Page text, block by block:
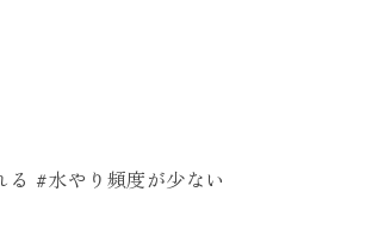
る #水やり頻度が少ない